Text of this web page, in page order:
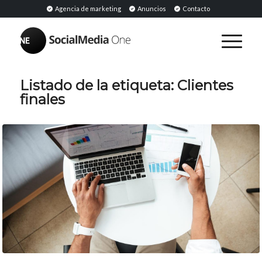
Agencia de marketing Anuncios Contacto
Listado de la etiqueta: Clientes
finales